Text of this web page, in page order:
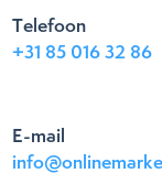
Telefoon
+31 85 016 32 86
E-mail